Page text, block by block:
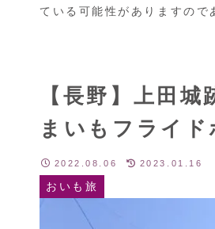
【長野】上田
まいもフライド
おいも旅
2022.08.06 2023.01.16
ている可能性がありますので